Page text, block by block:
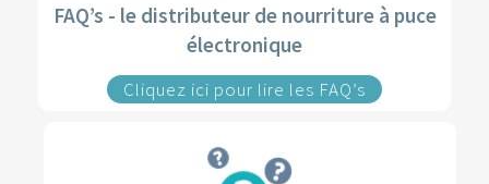
FAQ’s - le distributeur de nourriture à puce
électronique
Cliquez ici pour lire les FAQ’s